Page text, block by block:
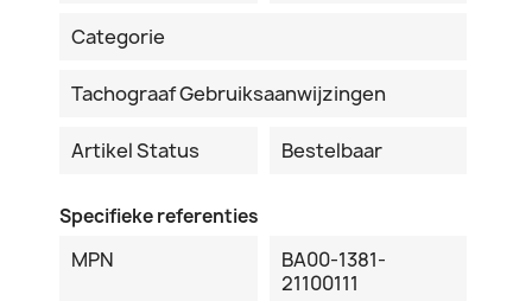
Categorie
Tachograaf Gebruiksaanwijzingen
Artikel Status Bestelbaar
Specifieke referenties
MPN
BA00-1381-
21100111